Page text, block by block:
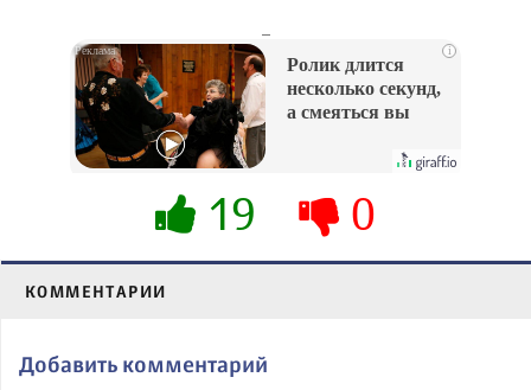
i
Ролик длится
несколько секунд,
а смеяться вы
19 0
КОММЕНТАРИИ
Добавить комментарий